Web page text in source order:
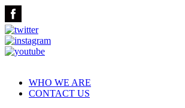
WHO WE ARE
CONTACT US